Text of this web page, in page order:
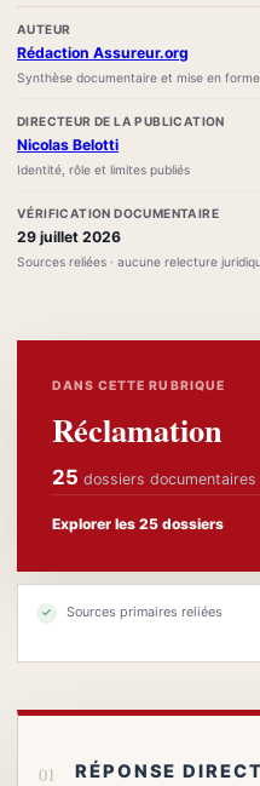
AUTEUR
Rédaction Assureur.org
Synthèse documentaire et mise en forme
DIRECTEUR DE LA PUBLICATION
Nicolas Belotti
Identité, rôle et limites publiés
VÉRIFICATION DOCUMENTAIRE
29 juillet 2026
Sources reliées · aucune relecture
DANS CETTE RUBRIQUE
Réclamation
25 dossiers documentaires
Explorer les 25 dossiers
✓ Sources primaires reliées
RÉPONSE